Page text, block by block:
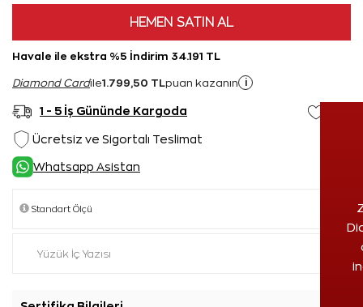
HEMEN SATIN AL
Havale ile ekstra %5 İndirim 34.191 TL
Diamond Cardile1.799,50 TL puan kazanın i
1 - 5 İş Gününde Kargoda
Ücretsiz ve Sigortalı Teslimat
Whatsapp Asistan